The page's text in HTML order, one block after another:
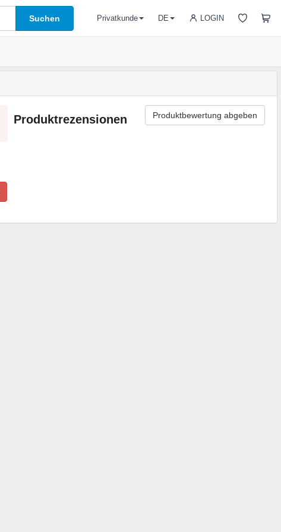
Suchen LOGIN
Privatkunde DE
Produktrezensionen Produktbewertung abgeben